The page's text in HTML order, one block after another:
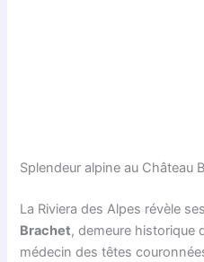
Splendeur alpine au Château
La Riviera des Alpes révèle
Brachet, demeure historique
médecin des têtes